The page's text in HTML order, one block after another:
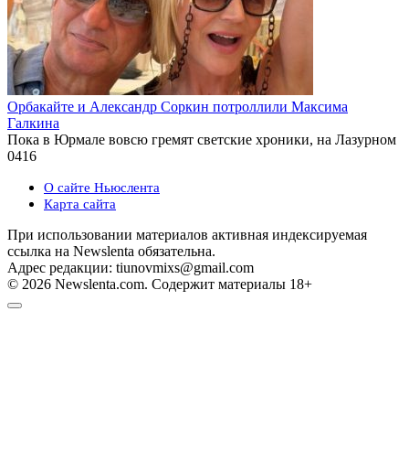
Орбакайте и Александр Соркин потроллили Максима
Галкина
Пока в Юрмале вовсю гремят светские хроники, на Лазурном
0416
О сайте Ньюслента
Карта сайта
При использовании материалов активная индексируемая
ссылка на Newslenta обязательна.
Адрес редакции: tiunovmixs@gmail.com
© 2026 Newslenta.com. Содержит материалы 18+